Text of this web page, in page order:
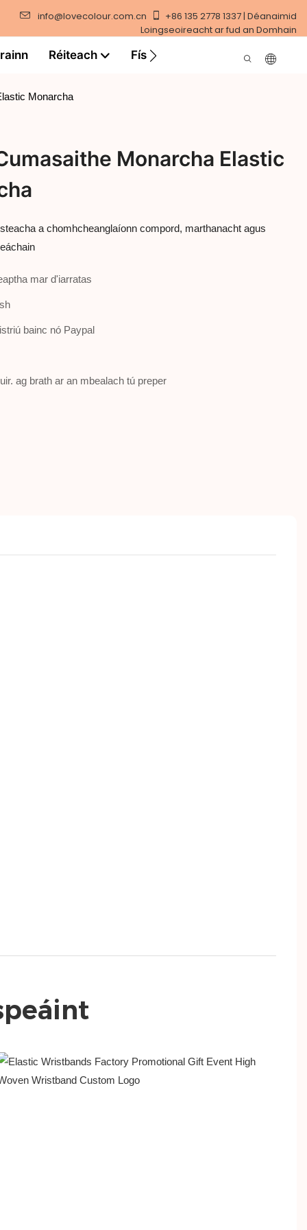
info@lovecolour.com.cn
+86 135 2778 1337 | Déanaimid
Loingseoireacht ar fud an Domhain
Réiteach Físeán
Monarcha
Monarcha Elastic
a chomhcheanglaíonn compord, marthanacht agus
mar d'iarratas
bainc nó Paypal
ag brath ar an mbealach tú preper